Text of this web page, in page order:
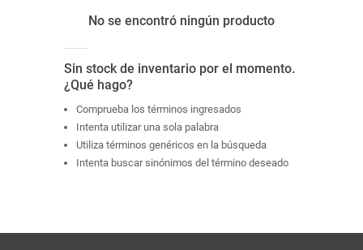
No se encontró ningún producto
Sin stock de inventario por el momento.
¿Qué hago?
Comprueba los términos ingresados
Intenta utilizar una sola palabra
Utiliza términos genéricos en la búsqueda
Intenta buscar sinónimos del término deseado